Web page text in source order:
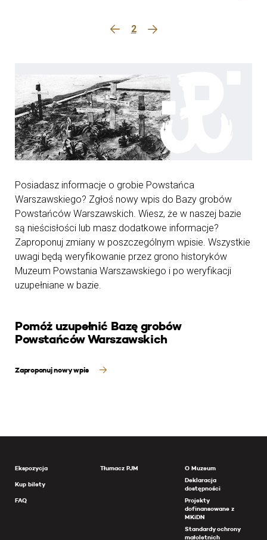
2
Posiadasz informacje o grobie Powstańca
Warszawskiego? Zgłoś nowy wpis do Bazy grobów
Powstańców Warszawskich. Wiesz, że w naszej bazie
są nieścisłości lub masz dodatkowe informacje?
Zaproponuj zmiany w poszczególnym wpisie. Wszystkie
uwagi będą weryfikowanie przez grono historyków
Muzeum Powstania Warszawskiego i po weryfikacji
uzupełniane w bazie.
Pomóż uzupełnić Bazę grobów
Powstańców Warszawskich
Zaproponuj nowy wpis
Ekspozycja
Kup bilety
FAQ
Tłumacz PJM
O Muzeum
Deklaracja
dostępności
Projekty
dofinansowane z
MKiDN
Standardy ochrony
małoletnich